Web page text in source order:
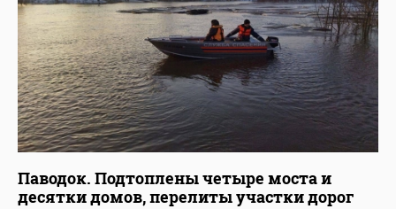
Паводок. Подтоплены четыре моста и
десятки домов, перелиты участки дорог